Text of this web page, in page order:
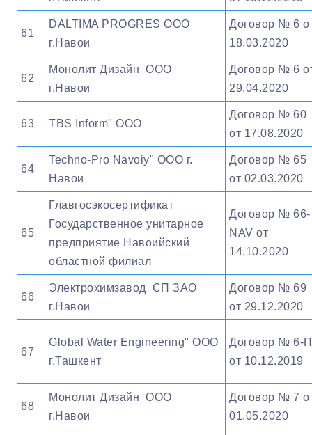
61
DALTIMA PROGRES OOO
г.Навои
Договор № 6
18.03.2020
62
Монолит Дизайн ООО
г.Навои
Договор № 6
29.04.2020
63 TBS Inform" OOO
Договор № 60
от 17.08.2020
64
Techno-Pro Navoiy" OOO г.
Навои
Договор № 65
от 02.03.2020
65
Главгосэкосертификат
Государственное унитарное
предприятие Навоийский
областной филиал
Договор № 66-
NAV от
14.10.2020
66
Электрохимзавод СП ЗАО
г.Навои
Договор № 69
от 29.12.2020
67
Global Water Engineering" OOO
г.Ташкент
Договор № 6-П
от 10.12.2019
68
Монолит Дизайн ООО
г.Навои
Договор № 7
01.05.2020